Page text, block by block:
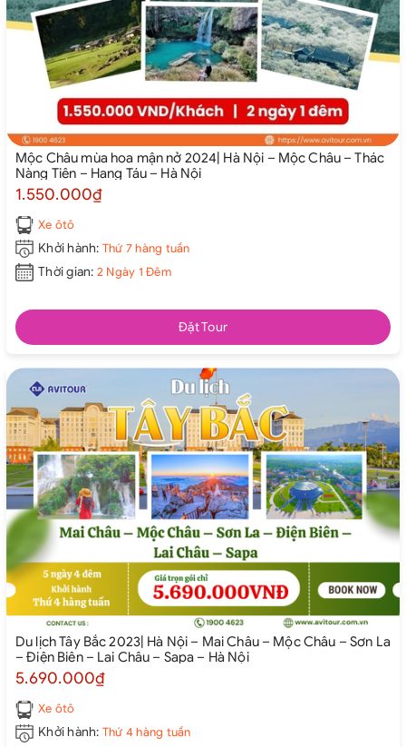
Mộc Châu mùa hoa mận nở 2024| Hà Nội – Mộc Châu – Thác
Nàng Tiên – Hang Táu – Hà Nội
1.550.000₫
Xe ôtô
Khởi hành: Thứ 7 hàng tuần
Thời gian: 2 Ngày 1 Đêm
Đặt Tour
Du lịch Tây Bắc 2023| Hà Nội – Mai Châu – Mộc Châu – Sơn La
– Điện Biên – Lai Châu – Sapa – Hà Nội
5.690.000₫
Xe ôtô
Khởi hành: Thứ 4 hàng tuần